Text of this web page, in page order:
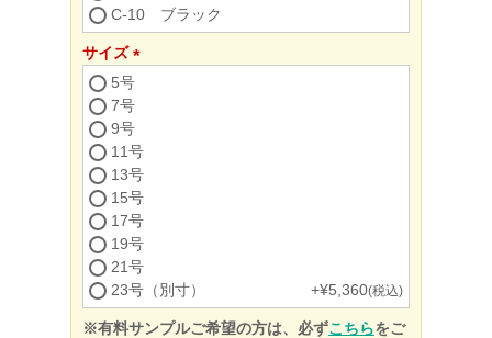
須)
C-10 ブラック
サイズ
(必
須)
5号
7号
9号
11号
13号
15号
17号
19号
21号
23号（別寸）
+¥5,360 税込
※有料サンプルご希望の方は、必ずこちらをご